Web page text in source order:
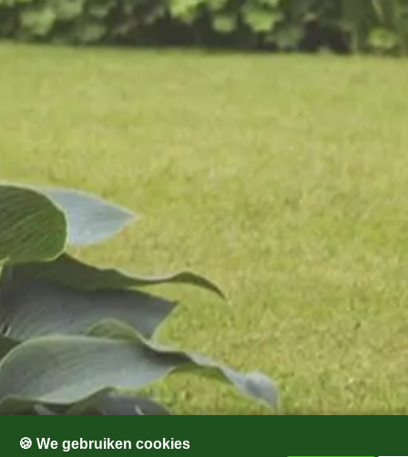
De voordelen van
tuinonderhoud door Van
Eenmalig of periodiek onderhoud op maat
Aantrekkelijke onderhoudscontracten
Jaarrond een verzorgd tuin zonder zorgen
Altijd een onderhoudsplan op maat
Diepgaande kennis van beplantingen en
tuinstijlen
Zakelijk en particulier
Professioneel advies
🍪 We gebruiken cookies